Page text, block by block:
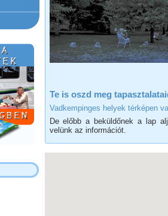
Te is oszd meg
Vadkempinges helyek térképen
De előbb a beküldőnek a lap
velünk az információt.